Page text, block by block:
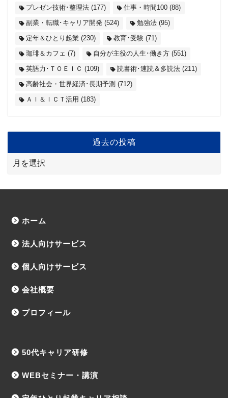
プレゼン技術･整理法 (177) 仕事・時間100 (88)
副業・転職･キャリア開発 (524) 勉強法 (95)
定年＆ひとり起業 (230) 教育･受験 (71)
珈琲＆カフェ (7) 自分が主役の人生･働き方 (551)
英語力･ＴＯＥＩＣ (109) 読書術･速読＆多読法 (211)
高齢社会・世界経済･長期予測 (712)
ＡＩ＆ＩＣＴ活用 (183)
過去の投稿
ホーム
法人向けサービス
個人向けサービス
会社概要
プロフィール
50代キャリア研修
WEBセミナー・講演